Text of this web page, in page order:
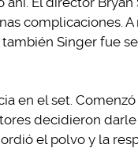
complicaciones. A
también Singer fue
en el set. Comenzó
decidieron
el polvo y la